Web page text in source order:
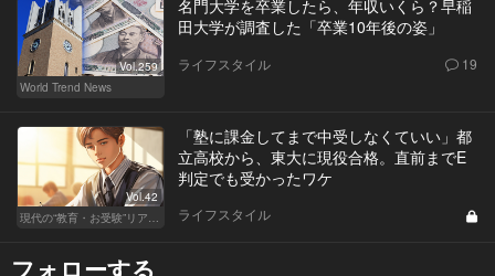
Vol.259
World Trend News
名門大学を卒業したら、年収いくら？早稲
田大学が調査した「卒業10年後の姿」
ライフスタイル 19
Vol.42
現代の“教育・お受験”リアルドキュメント
「塾に課金してまで中受しなくていい」都
立高校から、東大に現役合格。直前までE
判定でも受かったワケ
ライフスタイル
フォローする